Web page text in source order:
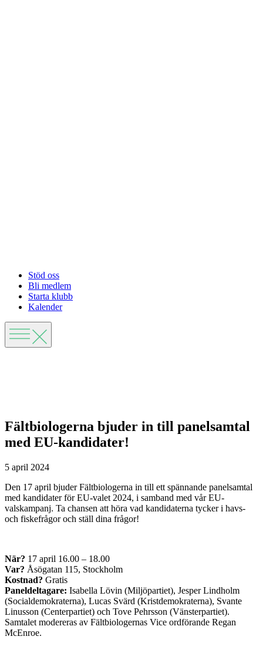
Stöd oss
Bli medlem
Starta klubb
Kalender
Fältbiologerna bjuder in till panelsamtal
med EU-kandidater!
5 april 2024
Den 17 april bjuder Fältbiologerna in till ett spännande panelsamtal
med kandidater för EU-valet 2024, i samband med vår EU-
valskampanj. Ta chansen att höra vad kandidaterna tycker i havs-
och fiskefrågor och ställ dina frågor!
När? 17 april 16.00 – 18.00
Var? Åsögatan 115, Stockholm
Kostnad? Gratis
Paneldeltagare: Isabella Lövin (Miljöpartiet), Jesper Lindholm
(Socialdemokraterna), Lucas Svärd (Kristdemokraterna), Svante
Linusson (Centerpartiet) och Tove Pehrsson (Vänsterpartiet).
Samtalet modereras av Fältbiologernas Vice ordförande Regan
McEnroe.